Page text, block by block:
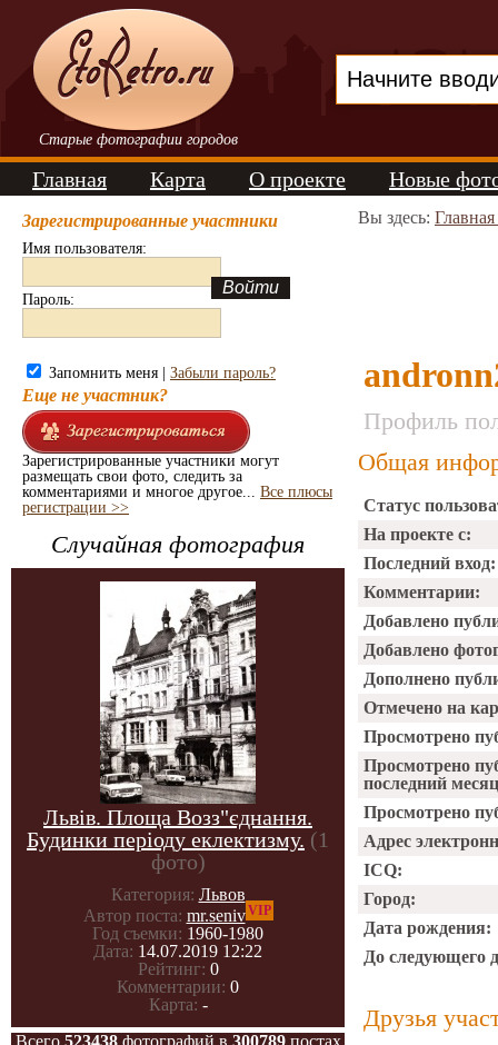
Старые фотографии городов
Главная Карта О проекте Новые
Зарегистрированные участники
Имя пользователя:
Пароль:
Запомнить меня | Забыли пароль?
Еще не участник?
Зарегистрированные участники могут
размещать свои фото, следить за
комментариями и многое другое... Все плюсы
регистрации >>
Случайная фотография
Львів. Площа Возз"єднання.
Будинки періоду еклектизму. (1
фото)
Категория: Львов
Автор поста: mr.senivVIP
Год съемки: 1960-1980
Дата: 14.07.2019 12:22
Рейтинг: 0
Комментарии: 0
Карта: -
Всего 523438фотографий в 300789постах
Вы здесь:
Профиль
Общая
Статус
На проекте с:
Последний вход:
Комментарии:
Добавлено
Добавлено
Дополнено
Отмечено на
Просмотрено
Просмотрено
последний
Просмотрено
Адрес
ICQ:
Город:
Дата рождения:
До следующего
Друзья